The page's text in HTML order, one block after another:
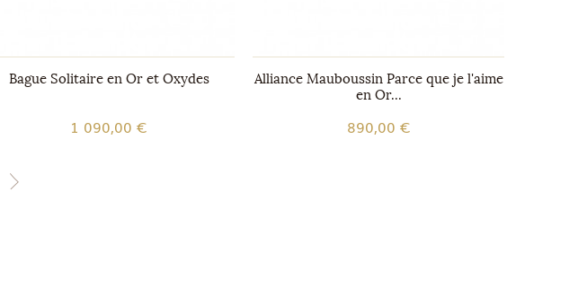
Bague Solitaire en Or et Oxydes
1 090,00 €
Alliance Mauboussin Parce que je l'aime
en Or...
890,00 €